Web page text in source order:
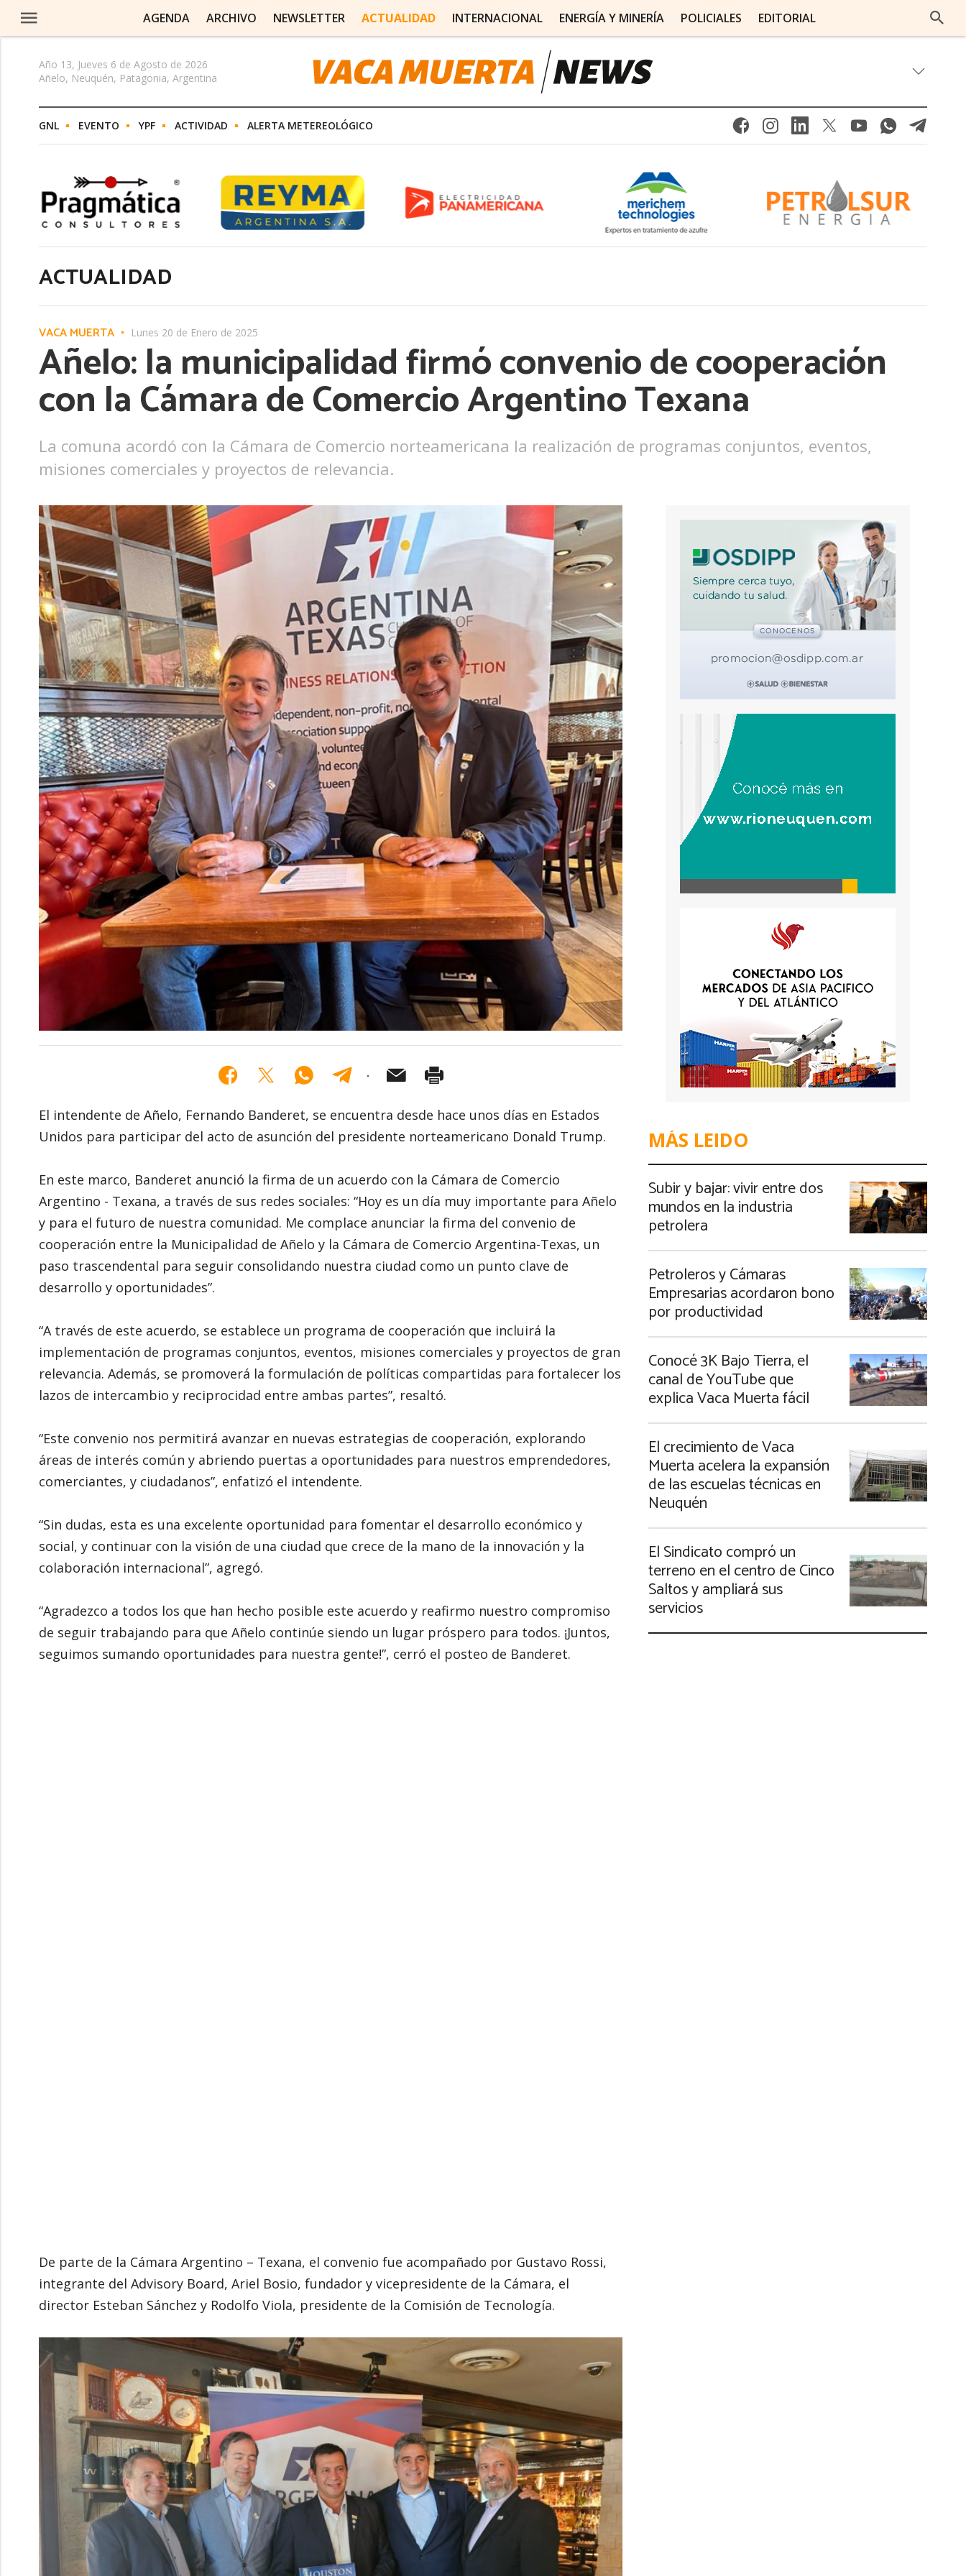
AGENDA ARCHIVO NEWSLETTER ACTUALIDAD INTERNACIONAL ENERGÍA Y MINERÍA POLICIALES EDITORIAL
Año 13, Jueves 6 de Agosto de 2026
Añelo, Neuquén, Patagonia, Argentina
GNL EVENTO YPF ACTIVIDAD ALERTA METEREOLÓGICO
ACTUALIDAD
VACA MUERTA Lunes 20 de Enero de 2025
Añelo: la municipalidad firmó convenio de cooperación
con la Cámara de Comercio Argentino Texana
La comuna acordó con la Cámara de Comercio norteamericana la realización de programas conjuntos, eventos,
misiones comerciales y proyectos de relevancia.
El intendente de Añelo, Fernando Banderet, se encuentra desde hace unos días en Estados
Unidos para participar del acto de asunción del presidente norteamericano Donald Trump.
En este marco, Banderet anunció la firma de un acuerdo con la Cámara de Comercio
Argentino - Texana, a través de sus redes sociales: “Hoy es un día muy importante para Añelo
y para el futuro de nuestra comunidad. Me complace anunciar la firma del convenio de
cooperación entre la Municipalidad de Añelo y la Cámara de Comercio Argentina-Texas, un
paso trascendental para seguir consolidando nuestra ciudad como un punto clave de
desarrollo y oportunidades”.
“A través de este acuerdo, se establece un programa de cooperación que incluirá la
implementación de programas conjuntos, eventos, misiones comerciales y proyectos de gran
relevancia. Además, se promoverá la formulación de políticas compartidas para fortalecer los
lazos de intercambio y reciprocidad entre ambas partes”, resaltó.
“Este convenio nos permitirá avanzar en nuevas estrategias de cooperación, explorando
áreas de interés común y abriendo puertas a oportunidades para nuestros emprendedores,
comerciantes, y ciudadanos”, enfatizó el intendente.
“Sin dudas, esta es una excelente oportunidad para fomentar el desarrollo económico y
social, y continuar con la visión de una ciudad que crece de la mano de la innovación y la
colaboración internacional”, agregó.
“Agradezco a todos los que han hecho posible este acuerdo y reafirmo nuestro compromiso
de seguir trabajando para que Añelo continúe siendo un lugar próspero para todos. ¡Juntos,
seguimos sumando oportunidades para nuestra gente!”, cerró el posteo de Banderet.
De parte de la Cámara Argentino – Texana, el convenio fue acompañado por Gustavo Rossi,
integrante del Advisory Board, Ariel Bosio, fundador y vicepresidente de la Cámara, el
director Esteban Sánchez y Rodolfo Viola, presidente de la Comisión de Tecnología.
MÁS LEIDO
Subir y bajar: vivir entre dos
mundos en la industria
petrolera
Petroleros y Cámaras
Empresarias acordaron bono
por productividad
Conocé 3K Bajo Tierra, el
canal de YouTube que
explica Vaca Muerta fácil
El crecimiento de Vaca
Muerta acelera la expansión
de las escuelas técnicas en
Neuquén
El Sindicato compró un
terreno en el centro de Cinco
Saltos y ampliará sus
servicios